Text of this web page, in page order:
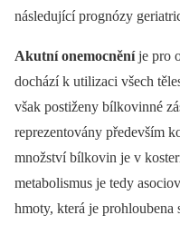
následující prognózy
Akutní onemocněníje pro
dochází k utilizaci všech
však postiženy bílkovinné
reprezentovány především
množství bílkovin je v
metabolismus je tedy
hmoty, která je prohloubena